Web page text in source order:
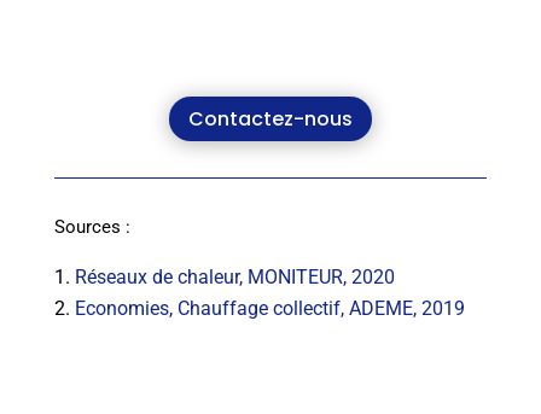
Contactez-nous
Sources :
Réseaux de chaleur, MONITEUR, 2020
Economies, Chauffage collectif, ADEME, 2019